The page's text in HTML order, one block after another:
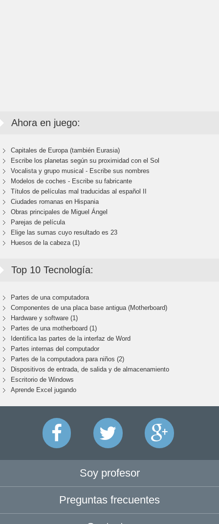
Ahora en juego:
Capitales de Europa (también Eurasia)
Escribe los planetas según su proximidad con el Sol
Vocalista y grupo musical - Escribe sus nombres
Modelos de coches - Escribe su fabricante
Títulos de películas mal traducidas al español II
Ciudades romanas en Hispania
Obras principales de Miguel Ángel
Parejas de película
Elige las sumas cuyo resultado es 23
Huesos de la cabeza (1)
Top 10 Tecnología:
Partes de una computadora
Componentes de una placa base antigua (Motherboard)
Hardware y software (1)
Partes de una motherboard (1)
Identifica las partes de la interfaz de Word
Partes internas del computador
Partes de la computadora para niños (2)
Dispositivos de entrada, de salida y de almacenamiento
Escritorio de Windows
Aprende Excel jugando
Soy profesor
Preguntas frecuentes